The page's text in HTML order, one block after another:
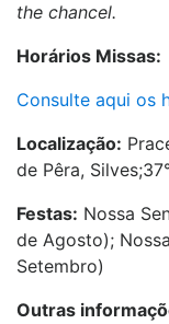
the chancel.
Horários Missas:
Consulte aqui os
Localização:
de Pêra,
Festas: Nossa
de Agosto);
Setembro)
Outras